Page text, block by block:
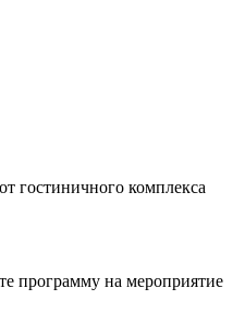
гостиничного комплекса
программу на мероприятие